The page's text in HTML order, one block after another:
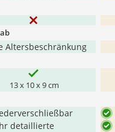
Altersbeschränkung
13 x 10 x 9 cm
detaillierte